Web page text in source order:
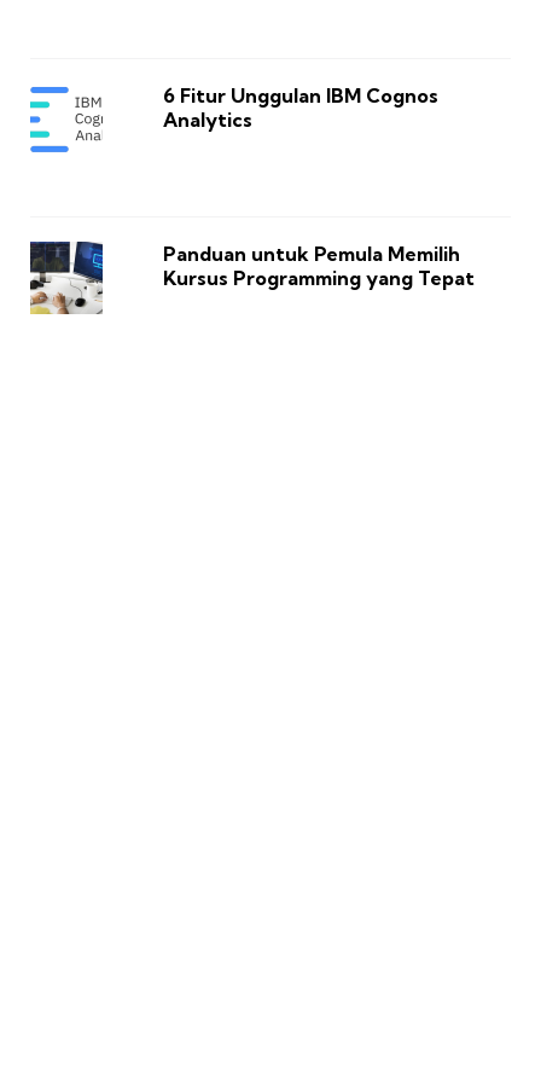
6 Fitur Unggulan IBM Cognos
Analytics
Panduan untuk Pemula Memilih
Kursus Programming yang Tepat